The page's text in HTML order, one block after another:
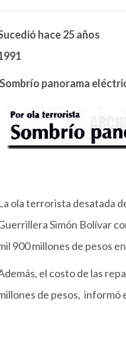
hace 25 años
Sombrío panorama
ola terrorista desatada
Simón Bolívar
900 millones de pesos
el costo de las
de pesos, informó